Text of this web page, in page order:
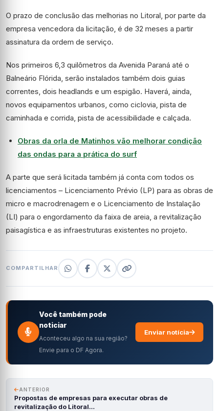
O prazo de conclusão das melhorias no Litoral, por parte da
empresa vencedora da licitação, é de 32 meses a partir
assinatura da ordem de serviço.
Nos primeiros 6,3 quilômetros da Avenida Paraná até o
Balneário Flórida, serão instalados também dois guias
correntes, dois headlands e um espigão. Haverá, ainda,
novos equipamentos urbanos, como ciclovia, pista de
caminhada e corrida, pista de acessibilidade e calçada.
Obras da orla de Matinhos vão melhorar condição
das ondas para a prática do surf
A parte que será licitada também já conta com todos os
licenciamentos – Licenciamento Prévio (LP) para as obras de
micro e macrodrenagem e o Licenciamento de Instalação
(LI) para o engordamento da faixa de areia, a revitalização
paisagística e as infraestruturas existentes no projeto.
COMPARTILHAR
Você também pode
noticiar
Aconteceu algo na sua região?
Envie para o DF Agora.
Enviar notícia
ANTERIOR
Propostas de empresas para executar obras de
revitalização do Litoral…